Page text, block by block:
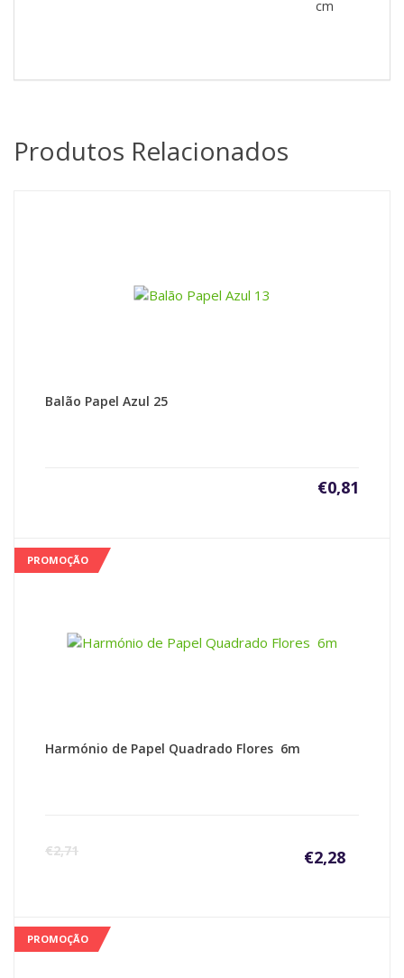
cm
Produtos Relacionados
Balão Papel Azul 25
€0,81
PROMOÇÃO
Harmónio de Papel Quadrado Flores 6m
€2,71 €2,28
PROMOÇÃO